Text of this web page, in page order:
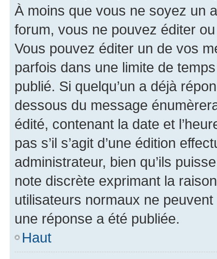
À moins que vous ne soyez un
forum, vous ne pouvez éditer
Vous pouvez éditer un de vos
parfois dans une limite de
publié. Si quelqu’un a déjà
dessous du message
édité, contenant la date et
pas s’il s’agit d’une édition
administrateur, bien qu’ils
note discrète exprimant la
utilisateurs normaux ne
une réponse a été publiée.
Haut